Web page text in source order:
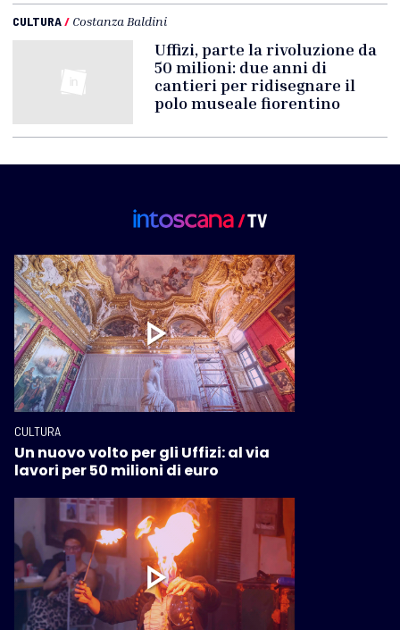
CULTURA/ Costanza Baldini
Uffizi, parte la rivoluzione da
50 milioni: due anni di
cantieri per ridisegnare il
polo museale fiorentino
CULTURA
Un nuovo volto per gli Uffizi: al via
lavori per 50 milioni di euro